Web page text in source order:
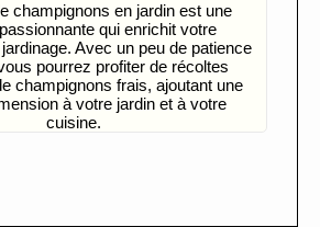
champignons en jardin est une
qui enrichit votre
Avec un peu de patience
pourrez profiter de récoltes
champignons frais, ajoutant une
à votre jardin et à votre
cuisine.